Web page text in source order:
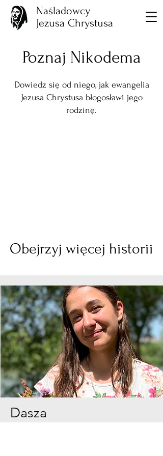
Naśladowcy
Jezusa Chrystusa
Poznaj Nikodema
Dowiedz się od niego, jak ewangelia
Jezusa Chrystusa błogosławi jego
rodzinę.
Obejrzyj więcej historii
Dasza